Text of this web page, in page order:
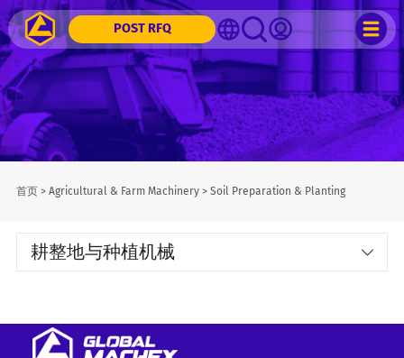
POST RFQ
首页> Agricultural & Farm Machinery> Soil Preparation & Planting
耕整地与种植机械